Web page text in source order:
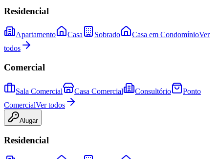
Residencial
Apartamento Casa Sobrado Casa em CondomínioVer
todos
Comercial
Sala Comercial Casa Comercial Consultório
Ponto
ComercialVer todos
Alugar
Residencial